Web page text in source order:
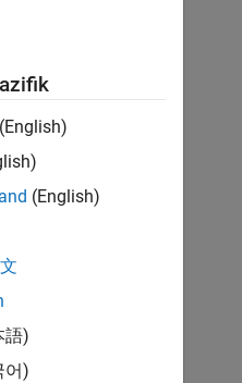
(English)
(English)
語)
어)